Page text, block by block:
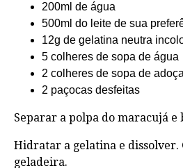
200ml de água
500ml do leite de sua
12g de gelatina neutra
5 colheres de sopa de água
2 colheres de sopa de
2 paçocas desfeitas
Separar a polpa do maracujá
Hidratar a gelatina e
geladeira.